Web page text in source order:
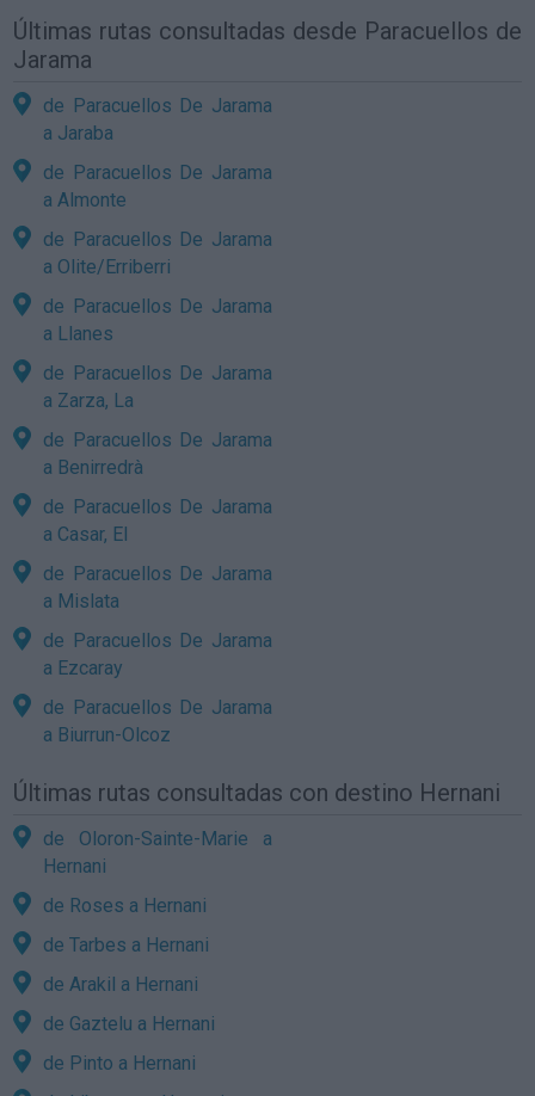
Últimas rutas consultadas desde Paracuellos de
Jarama
de Paracuellos De Jarama
a Jaraba
de Paracuellos De Jarama
a Almonte
de Paracuellos De Jarama
a Olite/Erriberri
de Paracuellos De Jarama
a Llanes
de Paracuellos De Jarama
a Zarza, La
de Paracuellos De Jarama
a Benirredrà
de Paracuellos De Jarama
a Casar, El
de Paracuellos De Jarama
a Mislata
de Paracuellos De Jarama
a Ezcaray
de Paracuellos De Jarama
a Biurrun-Olcoz
Últimas rutas consultadas con destino Hernani
de Oloron-Sainte-Marie a
Hernani
de Roses a Hernani
de Tarbes a Hernani
de Arakil a Hernani
de Gaztelu a Hernani
de Pinto a Hernani